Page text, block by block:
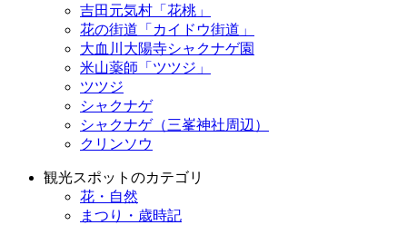
吉田元気村「花桃」
花の街道「カイドウ街道」
大血川大陽寺シャクナゲ園
米山薬師「ツツジ」
ツツジ
シャクナゲ
シャクナゲ（三峯神社周辺）
クリンソウ
観光スポットのカテゴリ
花・自然
まつり・歳時記